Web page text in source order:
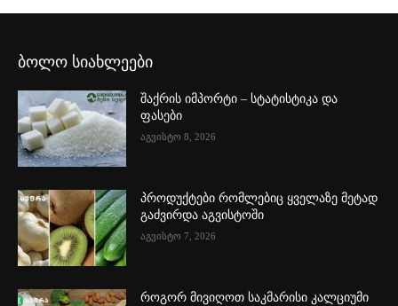
ბოლო სიახლეები
შაქრის იმპორტი – სტატისტიკა და
ფასები
აგვისტო 8, 2026
პროდუქტები რომლებიც ყველაზე მეტად
გაძვირდა აგვისტოში
აგვისტო 7, 2026
როგორ მივიღოთ საკმარისი კალციუმი